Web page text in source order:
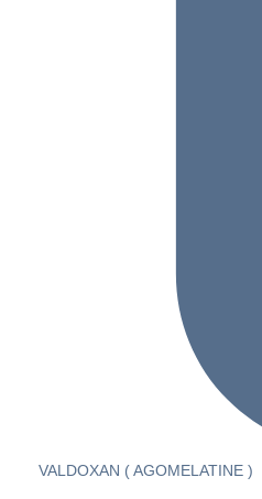
VALDOXAN ( AGOMELATINE )